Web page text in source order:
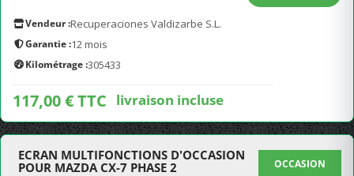
Vendeur :Recuperaciones Valdizarbe S.L.
Garantie :12 mois
Kilométrage :305433
117,00 € TTC livraison incluse
ECRAN MULTIFONCTIONS D'OCCASION
POUR MAZDA CX-7 PHASE 2
OCCASION